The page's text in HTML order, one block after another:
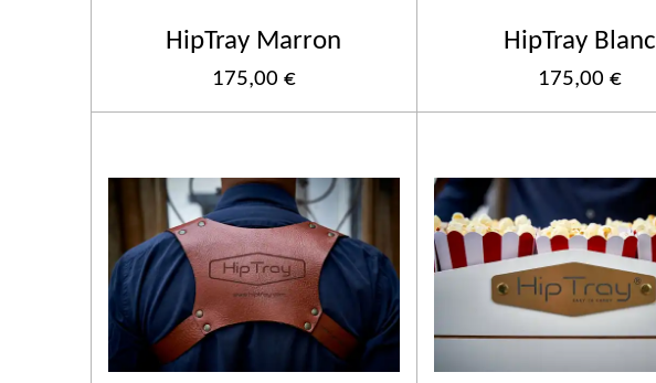
HipTray Marron
175,00 €
HipTray Blanc
175,00 €